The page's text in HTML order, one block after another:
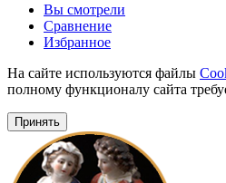
Вы смотрели
Сравнение
Избранное
На сайте используются файлы
полному функционалу сайта
Принять